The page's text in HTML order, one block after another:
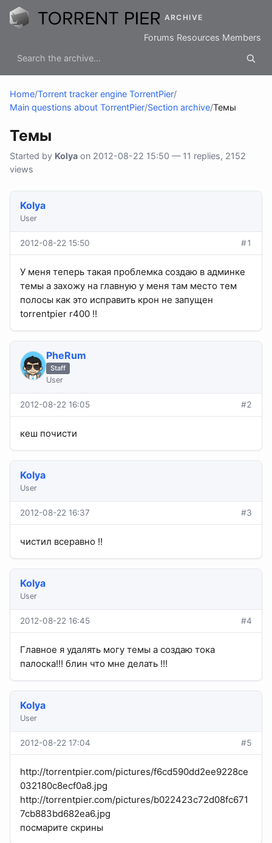
ARCHIVE
Forums Resources Members
Home/Torrent tracker engine TorrentPier/
Main questions about TorrentPier/Section archive/Темы
Темы
Started by Kolya on 2012-08-22 15:50 — 11 replies, 2152
views
Kolya
User
2012-08-22 15:50 #1
У меня теперь такая проблемка создаю в админке
темы а захожу на главную у меня там место тем
полосы как это исправить крон не запущен
torrentpier r400 !!
PheRum
Staff
User
2012-08-22 16:05 #2
кеш почисти
Kolya
User
2012-08-22 16:37 #3
чистил всеравно !!
Kolya
User
2012-08-22 16:45 #4
Главное я удалять могу темы а создаю тока
палоска!!! блин что мне делать !!!
Kolya
User
2012-08-22 17:04 #5
http://torrentpier.com/pictures/f6cd590dd2ee9228ce
032180c8ecf0a8.jpg
http://torrentpier.com/pictures/b022423c72d08fc671
7cb883bd682ea6.jpg
посмарите скрины